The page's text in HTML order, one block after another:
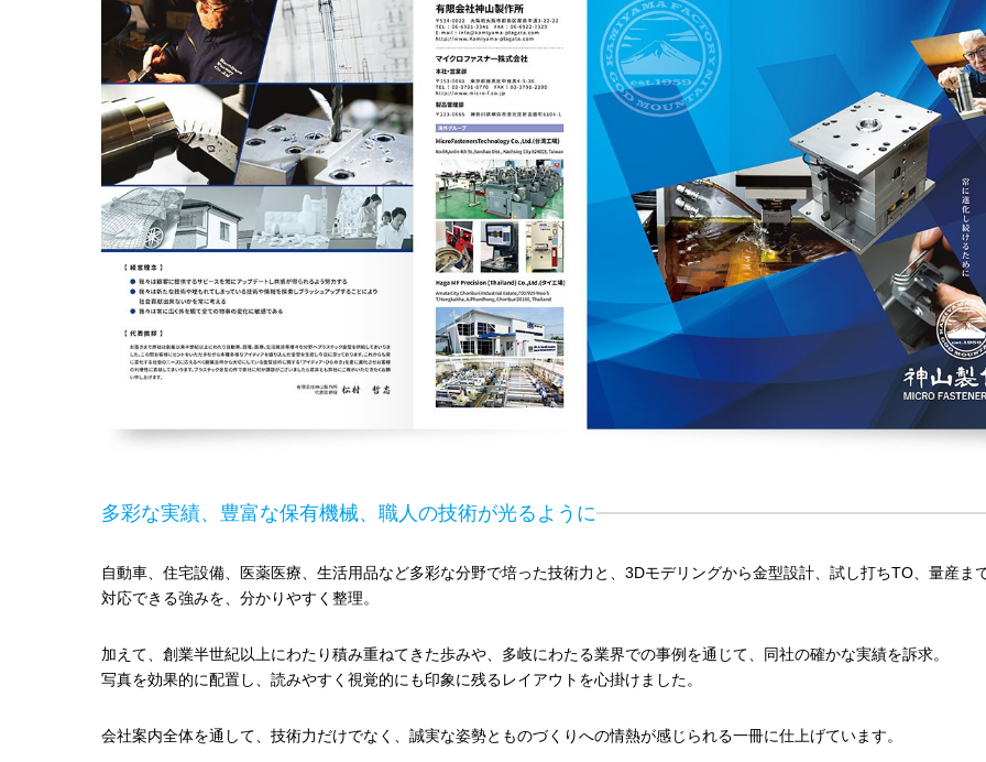
多彩な実績、豊富な保有機械、職人の技術が光るように
自動車、住宅設備、医薬医療、生活用品など多彩な分野で培った技術力と、3Dモデリングから金型設計、試し打ちTO、量産ま
対応できる強みを、分かりやすく整理。
加えて、創業半世紀以上にわたり積み重ねてきた歩みや、多岐にわたる業界での事例を通じて、同社の確かな実績を訴求。
写真を効果的に配置し、読みやすく視覚的にも印象に残るレイアウトを心掛けました。
会社案内全体を通して、技術力だけでなく、誠実な姿勢とものづくりへの情熱が感じられる一冊に仕上げています。